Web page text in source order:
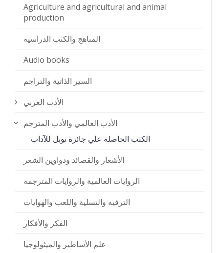
Agriculture and agricultural and animal
production
المناهج والكتب الدراسية
Audio books
السير الذاتية والتراجم
الأدب العربي
الأدب العالمي والأدب المترجم
الكتب الحاصلة علي جائزة نوبل للآداب
الأشعار والقصائد ودواوين الشعر
الروايات العالمية والروايات المترجمة
الترفيه والتسلية واللعب والهوايات
الفكر والأفكار
علم الأساطير والميثولوجيا